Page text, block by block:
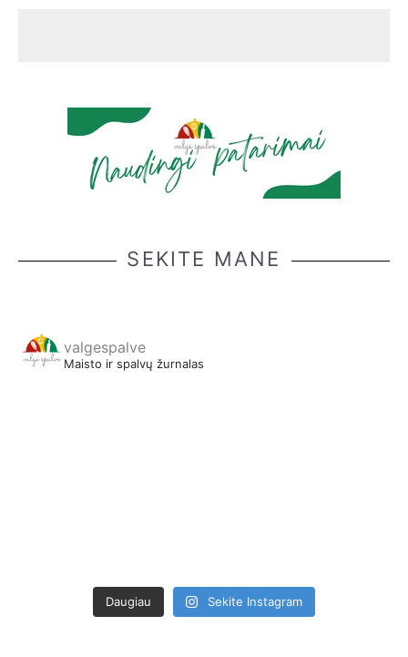
SEKITE MANE
valgespalve
Maisto ir spalvų žurnalas
Daugiau Sekite Instagram